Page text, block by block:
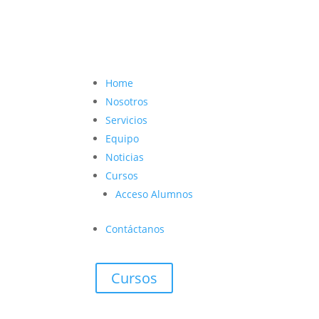
Home
Nosotros
Servicios
Equipo
Noticias
Cursos
Acceso Alumnos
Contáctanos
Cursos